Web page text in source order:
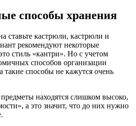
способы хранения
ставьте кастрюли, кастрюли и
рекомендуют некоторые
стиль «кантри». Но с учетом
способов организации
такие способы не кажутся очень
находятся слишком высоко,
а это значит, что до них нужно